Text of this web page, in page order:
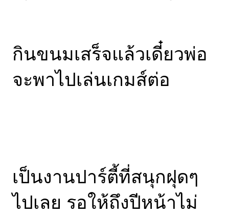
กินขนมเสร็จแล้วเดี๋ยวพ่อ
จะพาไปเล่นเกมส์ต่อ
เป็นงานปาร์ตี้ที่สนุกฝุดๆ
ไปเลย รอให้ถึงปีหน้าไม่